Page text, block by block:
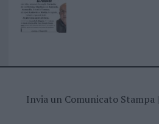
Invia un Comunicato Stampa|